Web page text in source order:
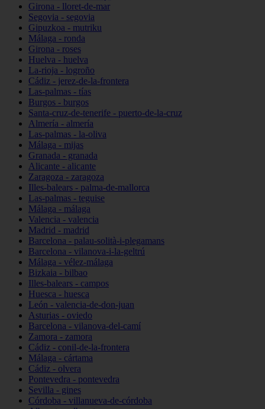
Girona - lloret-de-mar
Segovia - segovia
Gipuzkoa - mutriku
Málaga - ronda
Girona - roses
Huelva - huelva
La-rioja - logroño
Cádiz - jerez-de-la-frontera
Las-palmas - tías
Burgos - burgos
Santa-cruz-de-tenerife - puerto-de-la-cruz
Almería - almería
Las-palmas - la-oliva
Málaga - mijas
Granada - granada
Alicante - alicante
Zaragoza - zaragoza
Illes-balears - palma-de-mallorca
Las-palmas - teguise
Málaga - málaga
Valencia - valencia
Madrid - madrid
Barcelona - palau-solità-i-plegamans
Barcelona - vilanova-i-la-geltrú
Málaga - vélez-málaga
Bizkaia - bilbao
Illes-balears - campos
Huesca - huesca
León - valencia-de-don-juan
Asturias - oviedo
Barcelona - vilanova-del-camí
Zamora - zamora
Cádiz - conil-de-la-frontera
Málaga - cártama
Cádiz - olvera
Pontevedra - pontevedra
Sevilla - gines
Córdoba - villanueva-de-córdoba